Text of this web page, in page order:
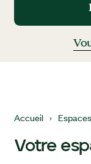
Accueil › Espaces
Votre